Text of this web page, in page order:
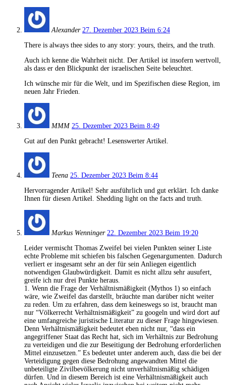
Alexander 27. Dezember 2023 Beim 6:24
There is always thee sides to any story: yours, theirs, and the truth.
Auch ich kenne die Wahrheit nicht. Der Artikel ist insofern wertvoll,
als dass er den Blickpunkt der israelischen Seite beleuchtet.
Ich wünsche mir für die Welt, und im Spezifischen diese Region, im
neuen Jahr Frieden.
MMM 25. Dezember 2023 Beim 8:49
Gut auf den Punkt gebracht! Lesenswerter Artikel.
Teena 25. Dezember 2023 Beim 8:44
Hervorragender Artikel! Sehr ausführlich und gut erklärt. Ich danke
Ihnen für diesen Artikel. Shedding light on the facts and truth.
Markus Wenninger 22. Dezember 2023 Beim 19:20
Leider vermischt Thomas Zweifel bei vielen Punkten seiner Liste
echte Probleme mit schiefen bis falschen Gegenargumenten. Dadurch
verliert er insgesamt sehr an der für sein Anliegen eigentlich
notwendigen Glaubwürdigkeit. Damit es nicht allzu sehr ausufert,
greife ich nur drei Punkte heraus.
1. Wenn die Frage der Verhältnismäßigkeit (Mythos 1) so einfach
wäre, wie Zweifel das darstellt, bräuchte man darüber nicht weiter
zu reden. Um zu erfahren, dass dem keineswegs so ist, braucht man
nur “Völkerrecht Verhältnismäßigkeit” zu googeln und wird dort auf
eine umfangreiche juristische Literatur zu dieser Frage hingewiesen.
Denn Verhältnismäßigkeit bedeutet eben nicht nur, “dass ein
angegriffener Staat das Recht hat, sich im Verhältnis zur Bedrohung
zu verteidigen und die zur Beseitigung der Bedrohung erforderlichen
Mittel einzusetzen.” Es bedeutet unter anderem auch, dass die bei der
Verteidigung gegen diese Bedrohung angewandten Mittel die
unbeteiligte Zivilbevölkerung nicht unverhältnismäßig schädigen
dürfen. Und in diesem Bereich ist eine Verhältnismäßigkeit auch